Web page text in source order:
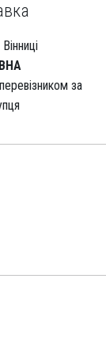
за